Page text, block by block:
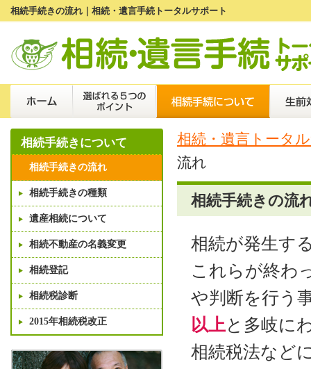
相続手続きの流れ｜相続・遺言手続トータルサポート
相続・遺言トータ
流れ
相続手続きの流
相続が発生す
これらが終わ
や判断を行う
以上と多岐に
相続税法など
相続手続きについて
相続手続きの流れ
相続手続きの種類
遺産相続について
相続不動産の名義変更
相続登記
相続税診断
2015年相続税改正